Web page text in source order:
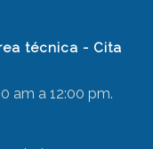
técnica - Cita
am a 12:00 pm.